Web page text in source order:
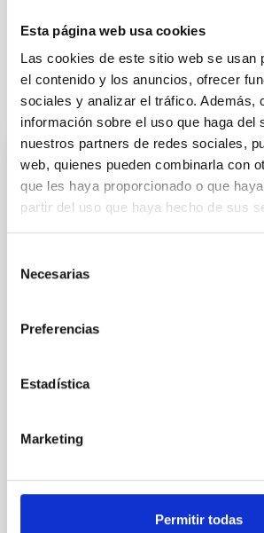
Esta página web usa cookies
Las cookies de este sitio web se usan
el contenido y los anuncios, ofrecer
sociales y analizar el tráfico. Además,
información sobre el uso que haga del
nuestros partners de redes sociales,
web, quienes pueden combinarla con
que les haya proporcionado o que
partir del uso que haya hecho de sus
Necesarias
Preferencias
Estadística
Marketing
Permitir todas
It may interest you
PRESS RELEASE
IAC doctoral students tackle
archaeology and research into
Cosmos
of the Autonomous Organization of
Centers of the Cabildo of Tenerife, will
September 25, at 4:30 p.m. The series
Islands (IAC). The initiative, promoted
of research in astrophysics closer to